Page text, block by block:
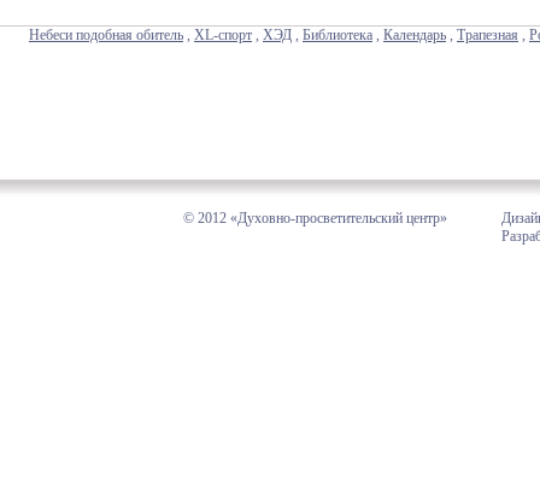
Небеси подобная обитель , XL-спорт , ХЭД , Библиотека , Календарь , Трапезная ,
© 2012 «Духовно-просветительский центр»